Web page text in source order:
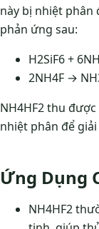
này bị nhiệt
phản ứng sau:
H2SiF6 +
2NH4F →
NH4HF2 thu
nhiệt phân để
Ứng Dụng
NH4HF2